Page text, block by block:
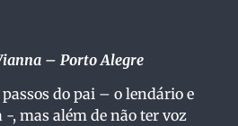
– Porto Alegre
do pai – o lendário e
-, mas além de não ter voz